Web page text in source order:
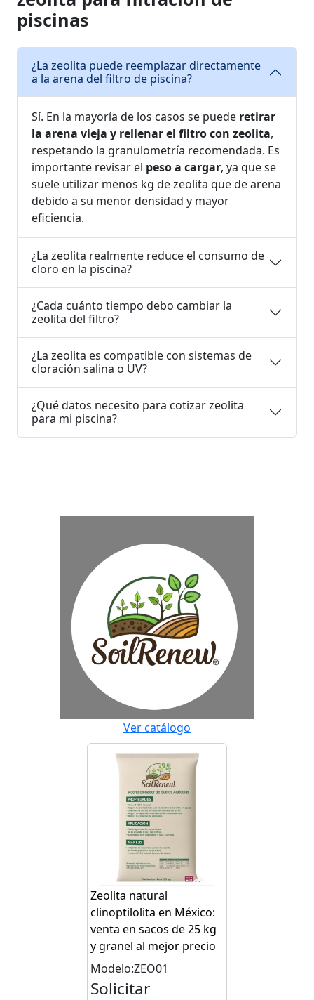
piscinas
¿La zeolita puede reemplazar directamente
a la arena del filtro de piscina?
Sí. En la mayoría de los casos se puede retirar
la arena vieja y rellenar el filtro con zeolita,
respetando la granulometría recomendada. Es
importante revisar el peso a cargar, ya que se
suele utilizar menos kg de zeolita que de arena
debido a su menor densidad y mayor
eficiencia.
¿La zeolita realmente reduce el consumo de
cloro en la piscina?
¿Cada cuánto tiempo debo cambiar la
zeolita del filtro?
¿La zeolita es compatible con sistemas de
cloración salina o UV?
¿Qué datos necesito para cotizar zeolita
para mi piscina?
Ver catálogo
Zeolita natural
clinoptilolita en México:
venta en sacos de 25 kg
y granel al mejor precio
Modelo:ZEO01
Solicitar